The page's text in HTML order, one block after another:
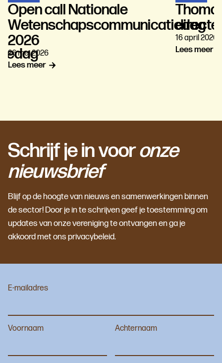
Open call Nationale
Wetenschapscommunicatiedag
2026
26 mei 2026
Lees meer
16 april 2026
Lees meer
Schrijf je in vooronze
nieuwsbrief
Blijf op de hoogte van nieuws en samenwerkingen binnen
de sector! Door je in te schrijven geef je toestemming om
updates van onze vereniging te ontvangen en ga je
akkoord met ons privacybeleid.
E-mailadres
Voornaam Achternaam